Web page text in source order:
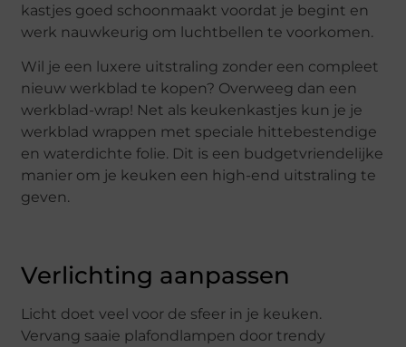
kastjes goed schoonmaakt voordat je begint en
werk nauwkeurig om luchtbellen te voorkomen.
Wil je een luxere uitstraling zonder een compleet
nieuw werkblad te kopen? Overweeg dan een
werkblad-wrap! Net als keukenkastjes kun je je
werkblad wrappen met speciale hittebestendige
en waterdichte folie. Dit is een budgetvriendelijke
manier om je keuken een high-end uitstraling te
geven.
Verlichting aanpassen
Licht doet veel voor de sfeer in je keuken.
Vervang saaie plafondlampen door trendy